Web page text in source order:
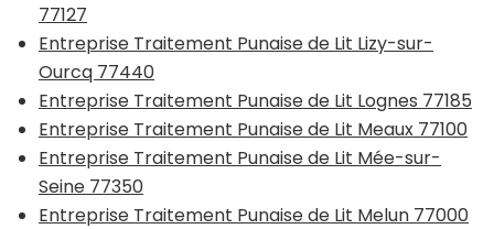
77127
Entreprise Traitement Punaise de Lit Lizy-sur-
Ourcq 77440
Entreprise Traitement Punaise de Lit Lognes 77185
Entreprise Traitement Punaise de Lit Meaux 77100
Entreprise Traitement Punaise de Lit Mée-sur-
Seine 77350
Entreprise Traitement Punaise de Lit Melun 77000